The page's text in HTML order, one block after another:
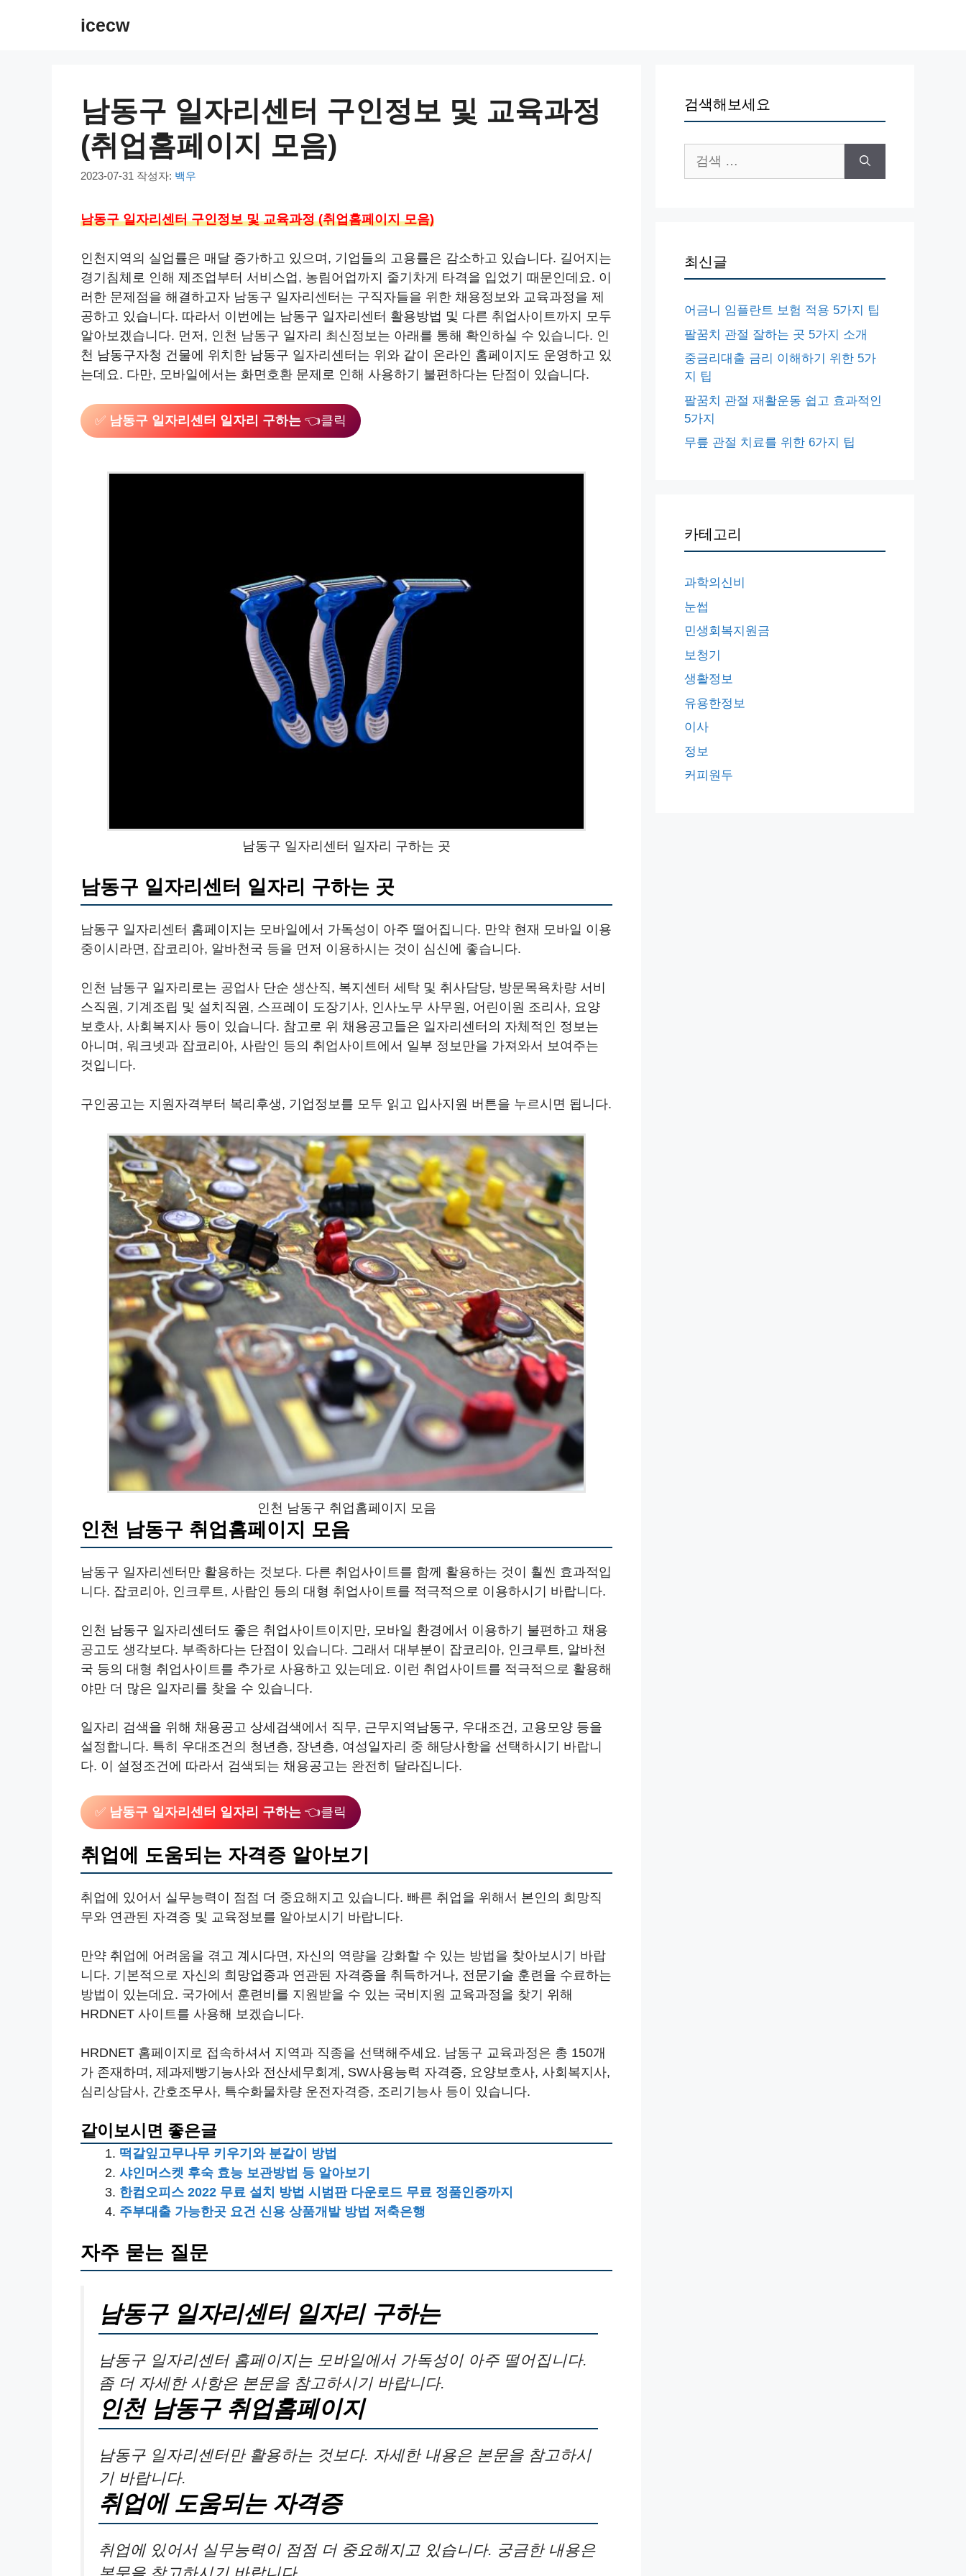
icecw
남동구 일자리센터 구인정보 및 교육과정
(취업홈페이지 모음)
2023-07-31 작성자: 백우
남동구 일자리센터 구인정보 및 교육과정 (취업홈페이지 모음)
인천지역의 실업률은 매달 증가하고 있으며, 기업들의 고용률은 감소하고 있습니다. 길어지는
경기침체로 인해 제조업부터 서비스업, 농림어업까지 줄기차게 타격을 입었기 때문인데요. 이
러한 문제점을 해결하고자 남동구 일자리센터는 구직자들을 위한 채용정보와 교육과정을 제
공하고 있습니다. 따라서 이번에는 남동구 일자리센터 활용방법 및 다른 취업사이트까지 모두
알아보겠습니다. 먼저, 인천 남동구 일자리 최신정보는 아래를 통해 확인하실 수 있습니다. 인
천 남동구자청 건물에 위치한 남동구 일자리센터는 위와 같이 온라인 홈페이지도 운영하고 있
는데요. 다만, 모바일에서는 화면호환 문제로 인해 사용하기 불편하다는 단점이 있습니다.
✅ 남동구 일자리센터 일자리 구하는 👈클릭
남동구 일자리센터 일자리 구하는 곳
남동구 일자리센터 일자리 구하는 곳
남동구 일자리센터 홈페이지는 모바일에서 가독성이 아주 떨어집니다. 만약 현재 모바일 이용
중이시라면, 잡코리아, 알바천국 등을 먼저 이용하시는 것이 심신에 좋습니다.
인천 남동구 일자리로는 공업사 단순 생산직, 복지센터 세탁 및 취사담당, 방문목욕차량 서비
스직원, 기계조립 및 설치직원, 스프레이 도장기사, 인사노무 사무원, 어린이원 조리사, 요양
보호사, 사회복지사 등이 있습니다. 참고로 위 채용공고들은 일자리센터의 자체적인 정보는
아니며, 워크넷과 잡코리아, 사람인 등의 취업사이트에서 일부 정보만을 가져와서 보여주는
것입니다.
구인공고는 지원자격부터 복리후생, 기업정보를 모두 읽고 입사지원 버튼을 누르시면 됩니다.
인천 남동구 취업홈페이지 모음
인천 남동구 취업홈페이지 모음
남동구 일자리센터만 활용하는 것보다. 다른 취업사이트를 함께 활용하는 것이 훨씬 효과적입
니다. 잡코리아, 인크루트, 사람인 등의 대형 취업사이트를 적극적으로 이용하시기 바랍니다.
인천 남동구 일자리센터도 좋은 취업사이트이지만, 모바일 환경에서 이용하기 불편하고 채용
공고도 생각보다. 부족하다는 단점이 있습니다. 그래서 대부분이 잡코리아, 인크루트, 알바천
국 등의 대형 취업사이트를 추가로 사용하고 있는데요. 이런 취업사이트를 적극적으로 활용해
야만 더 많은 일자리를 찾을 수 있습니다.
일자리 검색을 위해 채용공고 상세검색에서 직무, 근무지역남동구, 우대조건, 고용모양 등을
설정합니다. 특히 우대조건의 청년층, 장년층, 여성일자리 중 해당사항을 선택하시기 바랍니
다. 이 설정조건에 따라서 검색되는 채용공고는 완전히 달라집니다.
✅ 남동구 일자리센터 일자리 구하는 👈클릭
취업에 도움되는 자격증 알아보기
취업에 있어서 실무능력이 점점 더 중요해지고 있습니다. 빠른 취업을 위해서 본인의 희망직
무와 연관된 자격증 및 교육정보를 알아보시기 바랍니다.
만약 취업에 어려움을 겪고 계시다면, 자신의 역량을 강화할 수 있는 방법을 찾아보시기 바랍
니다. 기본적으로 자신의 희망업종과 연관된 자격증을 취득하거나, 전문기술 훈련을 수료하는
방법이 있는데요. 국가에서 훈련비를 지원받을 수 있는 국비지원 교육과정을 찾기 위해
HRDNET 사이트를 사용해 보겠습니다.
HRDNET 홈페이지로 접속하셔서 지역과 직종을 선택해주세요. 남동구 교육과정은 총 150개
가 존재하며, 제과제빵기능사와 전산세무회계, SW사용능력 자격증, 요양보호사, 사회복지사,
심리상담사, 간호조무사, 특수화물차량 운전자격증, 조리기능사 등이 있습니다.
같이보시면 좋은글
떡갈잎고무나무 키우기와 분갈이 방법
샤인머스켓 후숙 효능 보관방법 등 알아보기
한컴오피스 2022 무료 설치 방법 시범판 다운로드 무료 정품인증까지
주부대출 가능한곳 요건 신용 상품개발 방법 저축은행
자주 묻는 질문
남동구 일자리센터 일자리 구하는
남동구 일자리센터 홈페이지는 모바일에서 가독성이 아주 떨어집니다.
좀 더 자세한 사항은 본문을 참고하시기 바랍니다.
인천 남동구 취업홈페이지
남동구 일자리센터만 활용하는 것보다. 자세한 내용은 본문을 참고하시
기 바랍니다.
취업에 도움되는 자격증
취업에 있어서 실무능력이 점점 더 중요해지고 있습니다. 궁금한 내용은
검색해보세요
색:
최신글
어금니 임플란트 보험 적용 5가지 팁
팔꿈치 관절 잘하는 곳 5가지 소개
중금리대출 금리 이해하기 위한 5가
지 팁
팔꿈치 관절 재활운동 쉽고 효과적인
5가지
무릎 관절 치료를 위한 6가지 팁
카테고리
과학의신비
눈썹
민생회복지원금
보청기
생활정보
유용한정보
이사
정보
커피원두